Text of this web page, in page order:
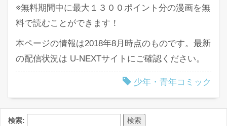
※無料期間中に最大１３００ポイント分の漫画を無
料で読むことができます！
本ページの情報は2018年8月時点のものです。最新
の配信状況は U-NEXTサイトにご確認ください。
少年・青年コミック
検索: